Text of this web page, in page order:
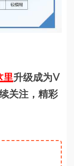
里升级成为V
关注，精彩